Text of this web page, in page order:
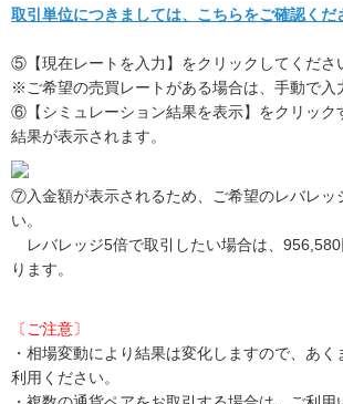
取引単位につきましては、こちらをご確認くだ
⑤【現在レートを入力】をクリックしてくださ
※ご希望の売買レートがある場合は、手動で入
⑥【シミュレーション結果を表示】をクリック
結果が表示されます。
⑦入金額が表示されるため、ご希望のレバレッ
い。
レバレッジ5倍で取引したい場合は、
ります。
〔ご注意〕
・相場変動により結果は変化しますので、あ
利用ください。